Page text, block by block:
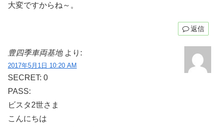
大変ですからね～。
返信
豊四季車両基地 より:
2017年5月1日 10:20 AM
SECRET: 0
PASS:
ビスタ2世さま
こんにちは